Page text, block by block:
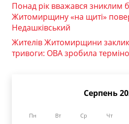
Понад рік вважався зниклим
Житомирщину «на щиті»
Недашківський
Жителів Житомирщини
тривоги: ОВА зробила
Серпень
Пн Вт Ср Чт